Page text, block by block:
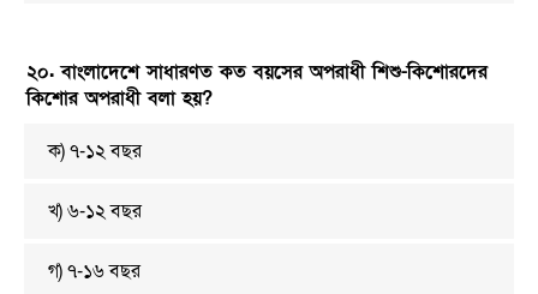
২০. বাংলাদেশে সাধারণত কত বয়সের অপরাধী শিশু-কিশোরদের
কিশোর অপরাধী বলা হয়?
ক) ৭-১২ বছর
খ) ৬-১২ বছর
গ) ৭-১৬ বছর